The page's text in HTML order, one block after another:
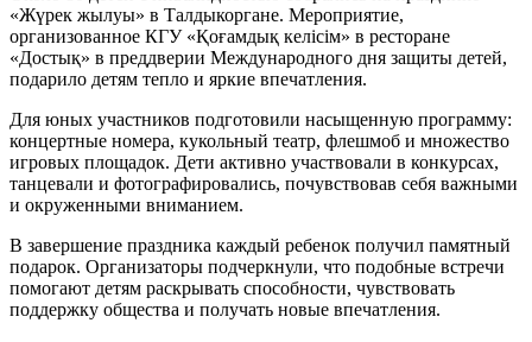
«Жүрек жылуы» в Талдыкоргане. Мероприятие,
организованное КГУ «Қоғамдық келісім» в ресторане
«Достық» в преддверии Международного дня защиты детей,
подарило детям тепло и яркие впечатления.
Для юных участников подготовили насыщенную программу:
концертные номера, кукольный театр, флешмоб и множество
игровых площадок. Дети активно участвовали в конкурсах,
танцевали и фотографировались, почувствовав себя важными
и окруженными вниманием.
В завершение праздника каждый ребенок получил памятный
подарок. Организаторы подчеркнули, что подобные встречи
помогают детям раскрывать способности, чувствовать
поддержку общества и получать новые впечатления.